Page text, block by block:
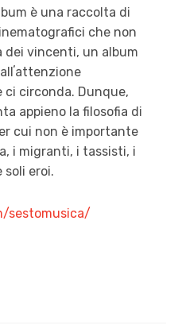
è una raccolta di
che non
dei vincenti, un album
ci circonda. Dunque,
appieno la filosofia di
cui non è importante
i migranti, i tassisti, i
soli eroi.
sestomusica/